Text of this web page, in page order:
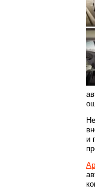
и